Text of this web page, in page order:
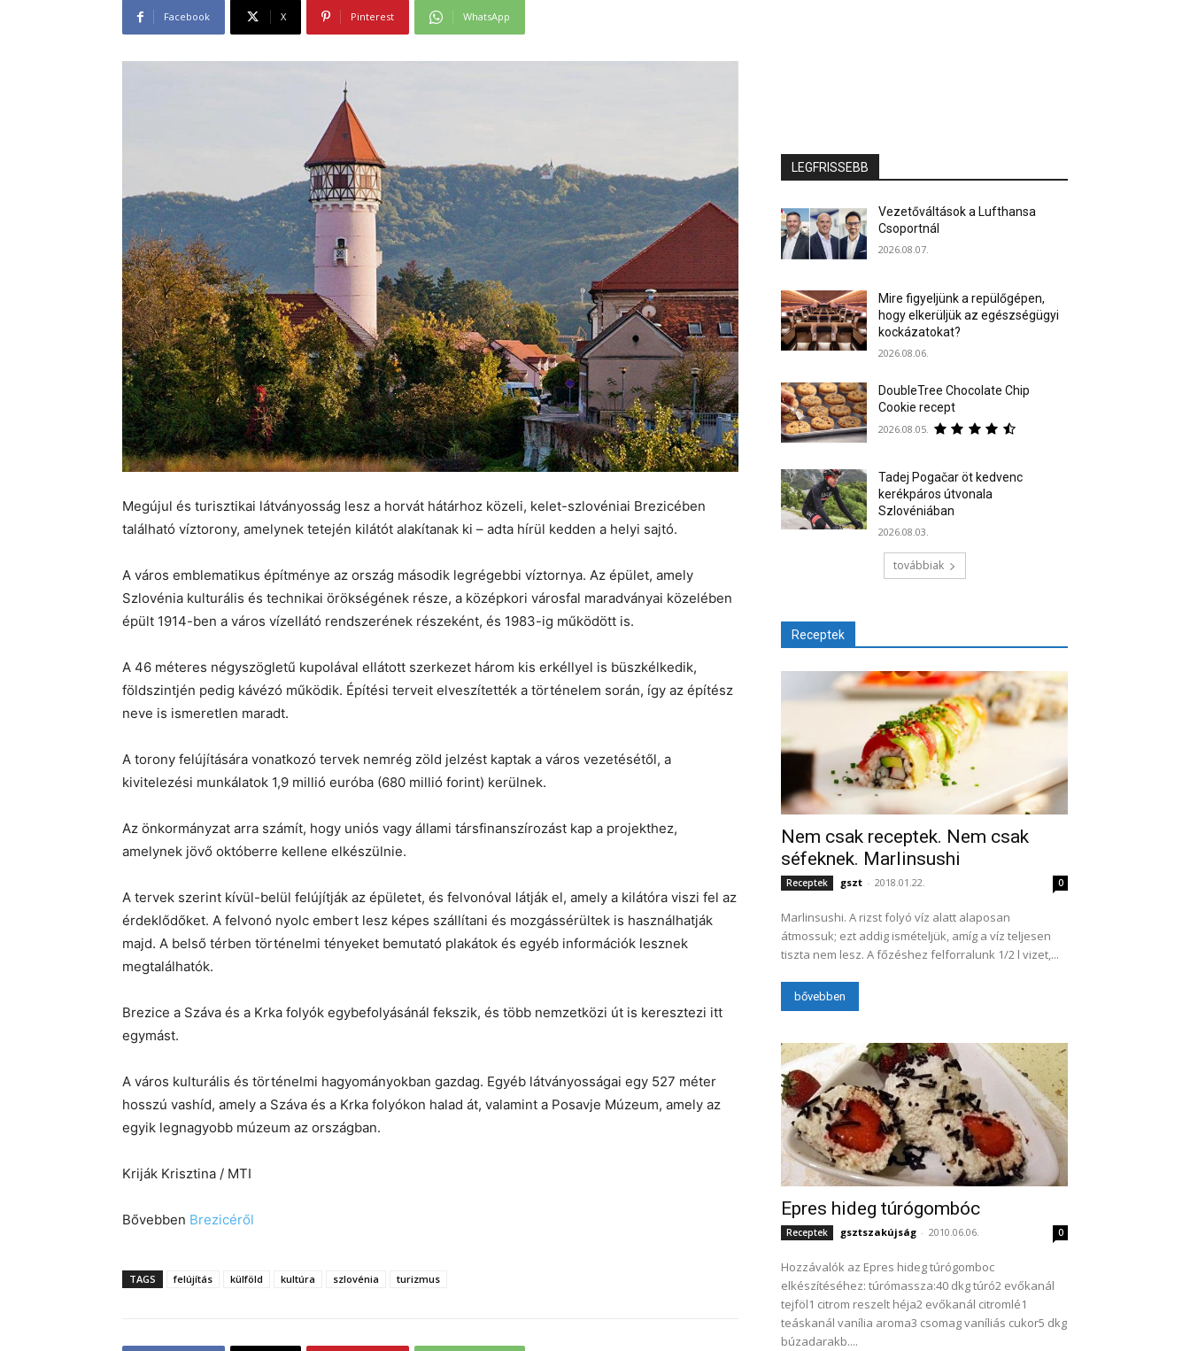
Facebook X Pinterest WhatsApp
Megújul és turisztikai látványosság lesz a horvát hátárhoz közeli, kelet-szlovéniai Brezicében
található víztorony, amelynek tetején kilátót alakítanak ki – adta hírül kedden a helyi sajtó.
A város emblematikus építménye az ország második legrégebbi víztornya. Az épület, amely
Szlovénia kulturális és technikai örökségének része, a középkori városfal maradványai közelében
épült 1914-ben a város vízellátó rendszerének részeként, és 1983-ig működött is.
A 46 méteres négyszögletű kupolával ellátott szerkezet három kis erkéllyel is büszkélkedik,
földszintjén pedig kávézó működik. Építési terveit elveszítették a történelem során, így az építész
neve is ismeretlen maradt.
A torony felújítására vonatkozó tervek nemrég zöld jelzést kaptak a város vezetésétől, a
kivitelezési munkálatok 1,9 millió euróba (680 millió forint) kerülnek.
Az önkormányzat arra számít, hogy uniós vagy állami társfinanszírozást kap a projekthez,
amelynek jövő októberre kellene elkészülnie.
A tervek szerint kívül-belül felújítják az épületet, és felvonóval látják el, amely a kilátóra viszi fel az
érdeklődőket. A felvonó nyolc embert lesz képes szállítani és mozgássérültek is használhatják
majd. A belső térben történelmi tényeket bemutató plakátok és egyéb információk lesznek
megtalálhatók.
Brezice a Száva és a Krka folyók egybefolyásánál fekszik, és több nemzetközi út is keresztezi itt
egymást.
A város kulturális és történelmi hagyományokban gazdag. Egyéb látványosságai egy 527 méter
hosszú vashíd, amely a Száva és a Krka folyókon halad át, valamint a Posavje Múzeum, amely az
egyik legnagyobb múzeum az országban.
Kriják Krisztina / MTI
Bővebben Brezicéről
TAGS felújítás külföld kultúra szlovénia turizmus
LEGFRISSEBB
Vezetőváltások a Lufthansa
Csoportnál
2026.08.07.
Mire figyeljünk a repülőgépen,
hogy elkerüljük az egészségügyi
kockázatokat?
2026.08.06.
DoubleTree Chocolate Chip
Cookie recept
2026.08.05.
Tadej Pogačar öt kedvenc
kerékpáros útvonala
Szlovéniában
2026.08.03.
továbbiak
Receptek
Nem csak receptek. Nem csak
séfeknek. Marlinsushi
Receptek gszt - 2018.01.22. 0
Marlinsushi. A rizst folyó víz alatt alaposan
átmossuk; ezt addig ismételjük, amíg a víz teljesen
tiszta nem lesz. A főzéshez felforralunk 1/2 l vizet,...
bővebben
Epres hideg túrógombóc
Receptek gsztszakújság - 2010.06.06. 0
Hozzávalók az Epres hideg túrógomboc
elkészítéséhez: túrómassza:40 dkg túró2 evőkanál
tejföl1 citrom reszelt héja2 evőkanál citromlé1
teáskanál vanília aroma3 csomag vaníliás cukor5 dkg
búzadarakb....